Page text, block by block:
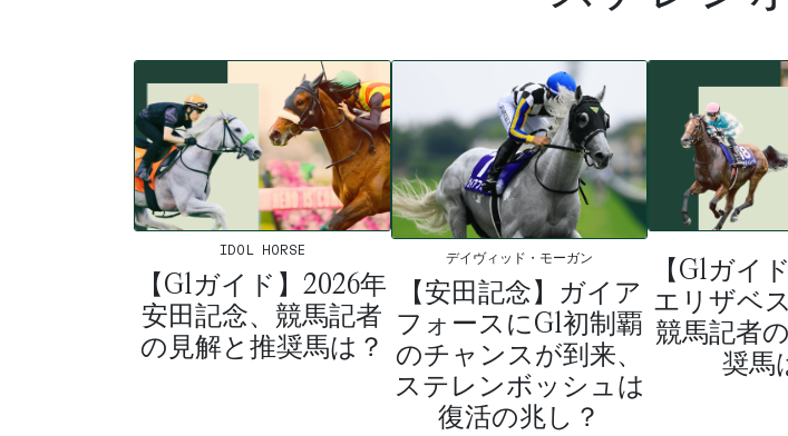
IDOL HORSE
【G1ガイド】2026年
安田記念、競馬記者
の見解と推奨馬は？
デイヴィッド・モーガン
【安田記念】ガイア
フォースにG1初制覇
のチャンスが到来、
ステレンボッシュは
復活の兆し？
【G1ガイ
エリザベ
競馬記者
奨馬